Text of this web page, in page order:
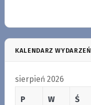
KALENDARZ WYDARZEŃ
sierpień 2026
P W Ś